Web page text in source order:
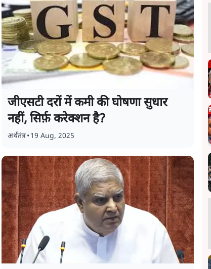
जीएसटी दरों में कमी की घोषणा सुधार
नहीं, सिर्फ़ करेक्शन है?
अर्थतंत्र• 19 Aug, 2025